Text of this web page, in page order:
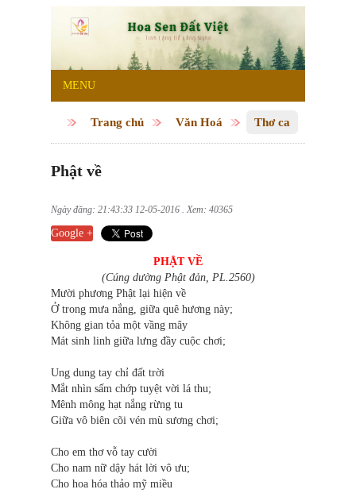
MENU
Trang chủ Văn Hoá Thơ ca
Phật về
Ngày đăng: 21:43:33 12-05-2016 . Xem: 40365
Google +
PHẬT VỀ
(Cúng dường Phật đản, PL.2560)
Mười phương Phật lại hiện về
Ở trong mưa nắng, giữa quê hương này;
Không gian tỏa một vầng mây
Mát sinh linh giữa lưng đầy cuộc chơi;
Ung dung tay chỉ đất trời
Mắt nhìn sấm chớp tuyệt vời lá thu;
Mênh mông hạt nắng rừng tu
Giữa vô biên cõi vén mù sương chơi;
Cho em thơ vỗ tay cười
Cho nam nữ dậy hát lời vô ưu;
Cho hoa hóa thảo mỹ miều